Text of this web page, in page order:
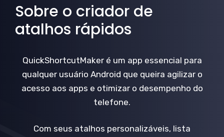
Sobre o criador de
atalhos rápidos
QuickShortcutMaker é um app essencial para
qualquer usuário Android que queira agilizar o
acesso aos apps e otimizar o desempenho do
telefone.
Com seus atalhos personalizáveis, lista